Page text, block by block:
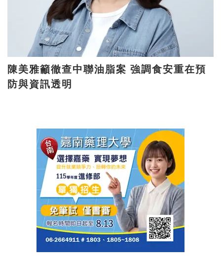
陳美雅籲徹查中聯油脂案 強調食安重在預
防與資訊透明